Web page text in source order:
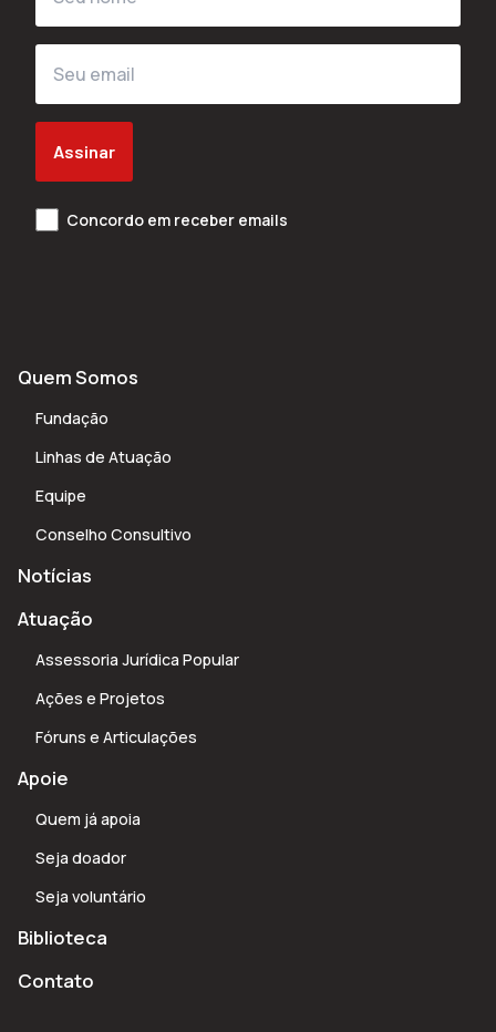
Assinar
Concordo em receber emails
Quem Somos
Fundação
Linhas de Atuação
Equipe
Conselho Consultivo
Notícias
Atuação
Assessoria Jurídica Popular
Ações e Projetos
Fóruns e Articulações
Apoie
Quem já apoia
Seja doador
Seja voluntário
Biblioteca
Contato